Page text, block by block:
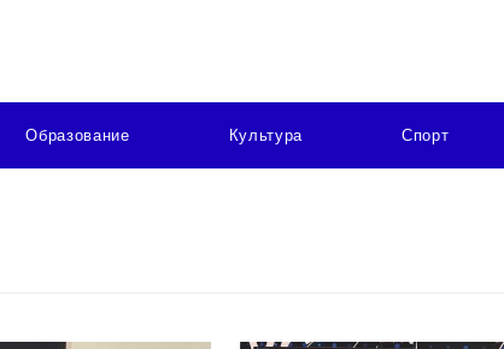
Образование Культура Спорт